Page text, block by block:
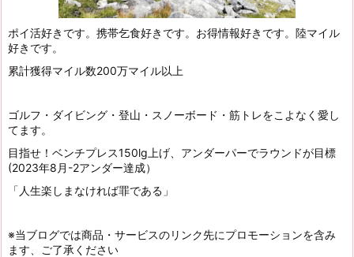
ポイ活好きです。携帯乞食好きです。お得情報好きです。陸マイル
好きです。
累計獲得マイル数200万マイル以上
ゴルフ・ダイビング・登山・スノーボード・筋トレをこよなく愛し
てます。
目指せ！ベンチプレス150lg上げ、アンダーパーでラウンドが目標
(2023年8月-2アンダー達成）
「人生楽しまなければ罪である」
※当ブログでは商品・サービスのリンク先にプロモーションを含み
ます、ご了承ください